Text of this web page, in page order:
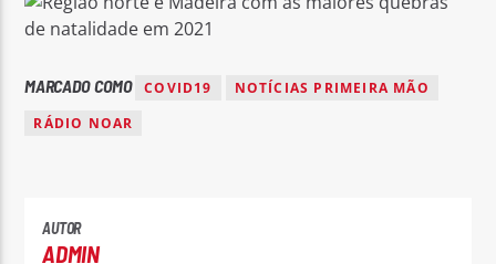
MARCADO COMO COVID19
NOTÍCIAS PRIMEIRA MÃO
RÁDIO NOAR
AUTOR
ADMIN